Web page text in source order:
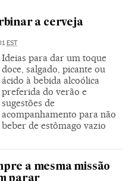
a cerveja
EST
Ideias para dar um toque
doce, salgado, picante ou
ácido à bebida alcoólica
preferida do verão e
sugestões de
acompanhamento para não
beber de estômago vazio
a mesma missão
parar